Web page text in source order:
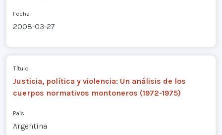
Fecha
2008-03-27
Título
Justicia, política y violencia: Un análisis de los
cuerpos normativos montoneros (1972-1975)
País
Argentina